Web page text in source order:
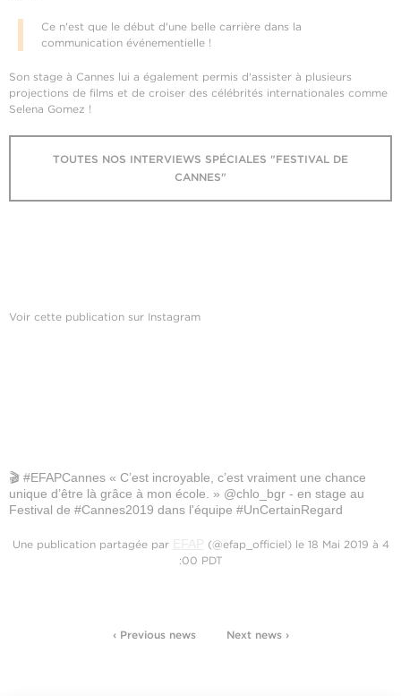
Ce n'est que le début d'une belle carrière dans la
communication événementielle !
Son stage à Cannes lui a également permis d'assister à plusieurs
projections de films et de croiser des célébrités internationales comme
Selena Gomez !
TOUTES NOS INTERVIEWS SPÉCIALES "FESTIVAL DE
CANNES"
Voir cette publication sur Instagram
🎬 #EFAPCannes « C’est incroyable, c’est vraiment une chance
unique d’être là grâce à mon école. » @chlo_bgr - en stage au
Festival de #Cannes2019 dans l'équipe #UnCertainRegard
Une publication partagée par
(@efap_officiel) le 18 Mai 2019 à 4
:00 PDT
‹ Previous news Next news ›